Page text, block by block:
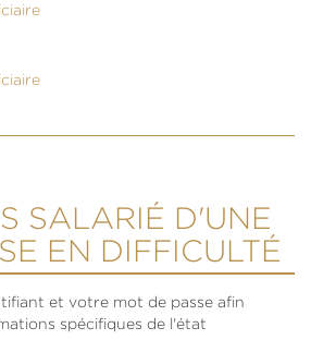
SALARIÉ D'UNE
EN DIFFICULTÉ
et votre mot de passe afin
spécifiques de l'état